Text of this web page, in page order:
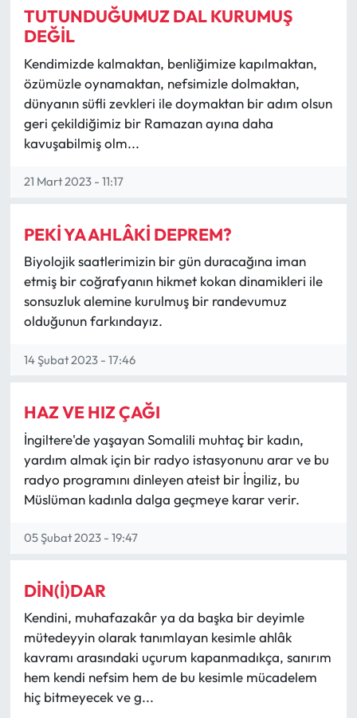
TUTUNDUĞUMUZ DAL KURUMUŞ
DEĞİL
Kendimizde kalmaktan, benliğimize kapılmaktan,
özümüzle oynamaktan, nefsimizle dolmaktan,
dünyanın süfli zevkleri ile doymaktan bir adım olsun
geri çekildiğimiz bir Ramazan ayına daha
kavuşabilmiş olm...
21 Mart 2023 - 11:17
PEKİ YA AHLÂKİ DEPREM?
Biyolojik saatlerimizin bir gün duracağına iman
etmiş bir coğrafyanın hikmet kokan dinamikleri ile
sonsuzluk alemine kurulmuş bir randevumuz
olduğunun farkındayız.
14 Şubat 2023 - 17:46
HAZ VE HIZ ÇAĞI
İngiltere'de yaşayan Somalili muhtaç bir kadın,
yardım almak için bir radyo istasyonunu arar ve bu
radyo programını dinleyen ateist bir İngiliz, bu
Müslüman kadınla dalga geçmeye karar verir.
05 Şubat 2023 - 19:47
DİN(İ)DAR
Kendini, muhafazakâr ya da başka bir deyimle
mütedeyyin olarak tanımlayan kesimle ahlâk
kavramı arasındaki uçurum kapanmadıkça, sanırım
hem kendi nefsim hem de bu kesimle mücadelem
hiç bitmeyecek ve g...